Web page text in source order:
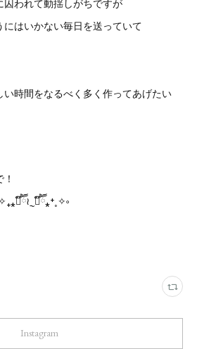
われて動揺しがちですが
はいかない毎日を送っていて
時間をなるべく多く作ってあげたい
ཽ≀ˍ̮ ❝᷀ົཽ⁎⁺˳✧༚
Instagram